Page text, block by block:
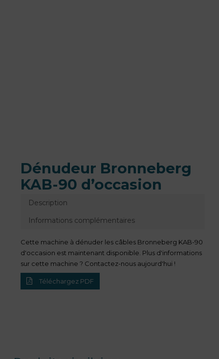
Dénudeur Bronneberg
KAB-90 d’occasion
Description
Informations complémentaires
Cette machine à dénuder les câbles Bronneberg KAB-90
d'occasion est maintenant disponible. Plus d'informations
sur cette machine ? Contactez-nous aujourd'hui !
Téléchargez PDF